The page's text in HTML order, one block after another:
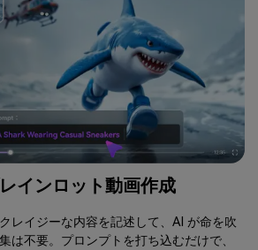
インロット動画作成
レイジーな内容を記述して、AI が命を吹
は不要。プロンプトを打ち込むだけで、